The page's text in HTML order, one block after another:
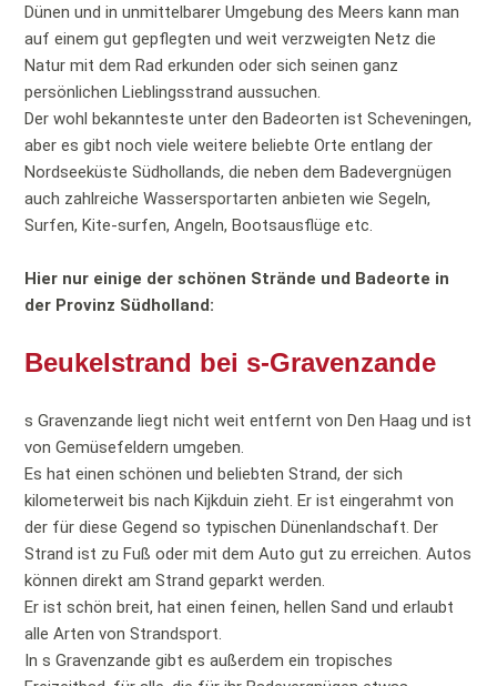
Dünen und in unmittelbarer Umgebung des Meers kann man
auf einem gut gepflegten und weit verzweigten Netz die
Natur mit dem Rad erkunden oder sich seinen ganz
persönlichen Lieblingsstrand aussuchen.
Der wohl bekannteste unter den Badeorten ist Scheveningen,
aber es gibt noch viele weitere beliebte Orte entlang der
Nordseeküste Südhollands, die neben dem Badevergnügen
auch zahlreiche Wassersportarten anbieten wie Segeln,
Surfen, Kite-surfen, Angeln, Bootsausflüge etc.
Hier nur einige der schönen Strände und Badeorte in
der Provinz Südholland:
Beukelstrand bei s-Gravenzande
s Gravenzande liegt nicht weit entfernt von Den Haag und ist
von Gemüsefeldern umgeben.
Es hat einen schönen und beliebten Strand, der sich
kilometerweit bis nach Kijkduin zieht. Er ist eingerahmt von
der für diese Gegend so typischen Dünenlandschaft. Der
Strand ist zu Fuß oder mit dem Auto gut zu erreichen. Autos
können direkt am Strand geparkt werden.
Er ist schön breit, hat einen feinen, hellen Sand und erlaubt
alle Arten von Strandsport.
In s Gravenzande gibt es außerdem ein tropisches